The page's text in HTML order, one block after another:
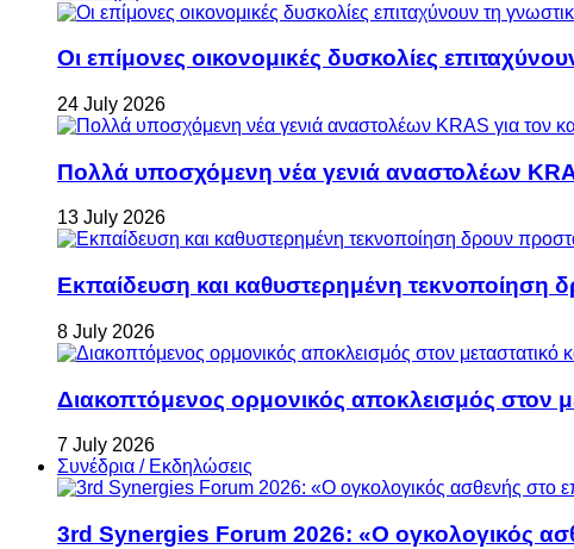
Οι επίμονες οικονομικές δυσκολίες
24 July 2026
Πολλά υποσχόμενη νέα γενιά αναστολέων
13 July 2026
Εκπαίδευση και καθυστερημένη
8 July 2026
Διακοπτόμενος ορμονικός αποκλεισμός στον
7 July 2026
Συνέδρια / Εκδηλώσεις
3rd Synergies Forum 2026: «Ο ογκολογικός